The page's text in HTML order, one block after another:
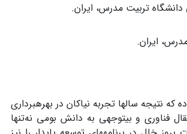
تربیت مدرس، ایران.
ایران.
نتیجه سال­ها تجربه نیاکان در بهره­برداری
فناوری و بی­توجهی به دانش بومی نه‌تنها